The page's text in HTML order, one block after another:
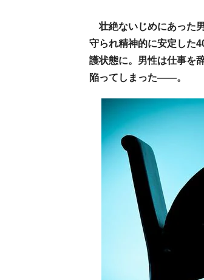
壮絶ないじめにあった
守られ精神的に安定した
護状態に。男性は仕事を
陥ってしまった――。